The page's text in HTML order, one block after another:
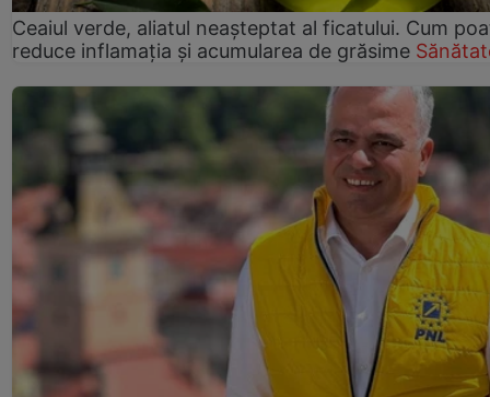
Ceaiul verde, aliatul neașteptat al ficatului. Cum
reduce inflamația și acumularea de grăsime